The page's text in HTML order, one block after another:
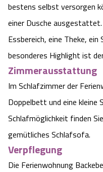
bestens selbst versorgen
einer Dusche ausgestattet.
Essbereich, eine Theke,
besonderes Highlight ist
Zimmerausstattung
Im Schlafzimmer der
Doppelbett und eine kleine
Schlafmöglichkeit finden
gemütliches Schlafsofa.
Verpflegung
Die Ferienwohnung